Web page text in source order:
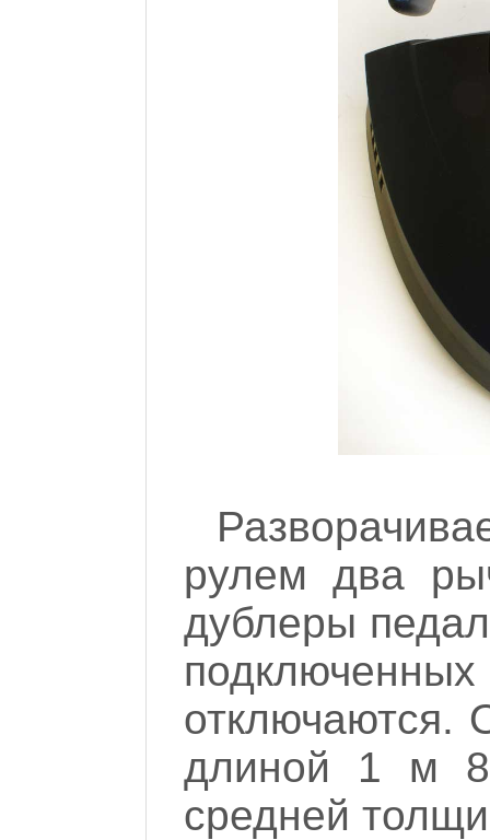
рулем два
дублеры
отключаются.
длиной 1 м
средней